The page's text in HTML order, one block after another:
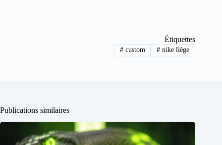
Étiquettes
#custom # nike liège
Publications similaires